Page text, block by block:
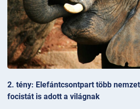
2. tény: Elefántcsontpart több
focistát is adott a világnak